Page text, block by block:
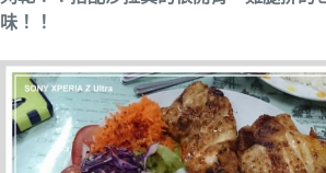
味！！